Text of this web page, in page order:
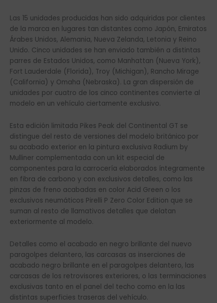
Las 15 unidades producidas han sido adquiridas por clientes
de la marca en lugares tan distantes como Japón, Emiratos
Árabes Unidos, Alemania, Nueva Zelanda, Letonia y Reino
Unido. Cinco unidades se han enviado también a distintas
parres de Estados Unidos, como Manhattan (Nueva York),
Fort Lauderdale (Florida), Troy (Michigan), Rancho Mirage
(California) y Omaha (Nebraska). La gran dispersión de
unidades por cuatro de los cinco continentes convierte al
modelo en un vehículo ciertamente exclusivo.
Esta edición limitada Pikes Peak del Continental GT se
distingue del resto de versiones del modelo británico por
su acabado exterior en la pintura exclusiva Radium by
Mulliner complementada con un kit especial de
componentes para la carrocería elaborados íntegramente
en fibra de carbono y con exclusivos detalles, como las
pinzas de freno acabadas en color Acid Green o los
exclusivos neumáticos Pirelli P Zero Color Edition que se
suman al resto de llamativos detalles que delatan
exteriormente al modelo.
Detalles como el acabado en negro brillante del nuevo
paragolpes delantero, las carcasas as inserciones de
acabado negro brillante en el paragolpes delantero, las
carcasas de los retrovisores exteriores, o las terminaciones
exclusivas tanto en el panel del techo como en la las
distintas superficies traseras del vehículo.